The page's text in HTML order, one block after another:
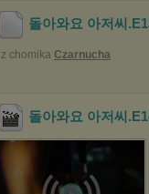
돌아와요 아저씨
z chomika Czarnucha
돌아와요 아저씨